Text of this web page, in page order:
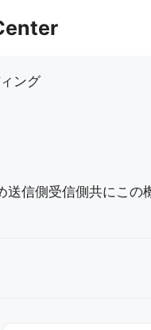
ング
信側受信側共にこ